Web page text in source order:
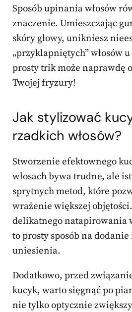
Sposób upinania włosów
znaczenie. Umieszczając
skóry głowy, unikniesz
„przyklapniętych” włosów
prosty trik może naprawdę
Twojej fryzury!
Jak stylizować
rzadkich włosów?
Stworzenie efektownego
włosach bywa trudne, ale
sprytnych metod, które
wrażenie większej
delikatnego natapirowania
to prosty sposób na
uniesienia.
Dodatkowo, przed
kucyk, warto sięgnąć po
nie tylko optycznie